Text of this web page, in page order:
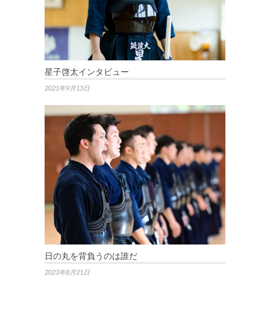
星子啓太インタビュー
2021年9月13日
日の丸を背負うのは誰だ
2023年8月21日